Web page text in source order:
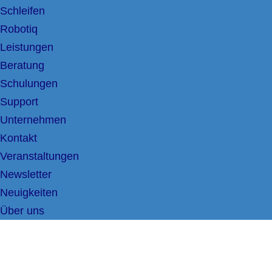
Schleifen
Robotiq
Leistungen
Beratung
Schulungen
Support
Unternehmen
Kontakt
Veranstaltungen
Newsletter
Neuigkeiten
Über uns